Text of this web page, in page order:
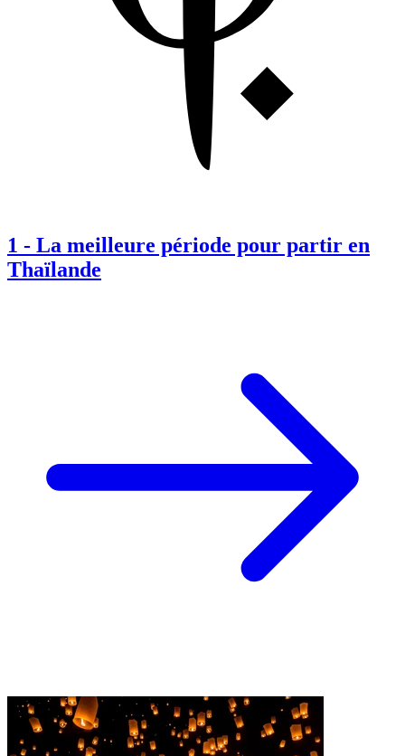
1 - La meilleure période pour partir en
Thaïlande